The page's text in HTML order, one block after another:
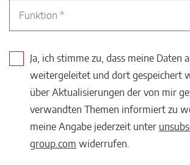
Ja, ich stimme zu, dass meine Daten
weitergeleitet und dort gespeichert
über Aktualisierungen der von mir
verwandten Themen informiert zu
meine Angabe jederzeit unter
group.com widerrufen.